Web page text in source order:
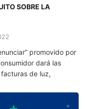
promovido por
dará las
de luz,